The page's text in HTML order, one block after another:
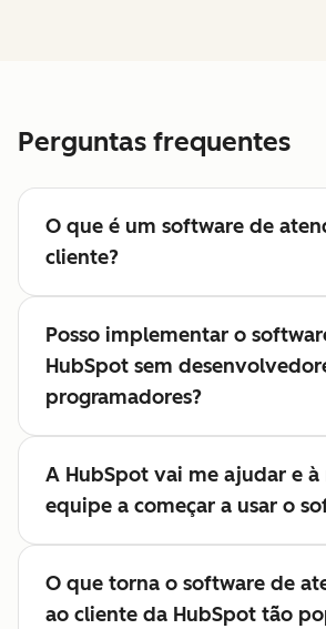
Perguntas frequentes
O que é um software de
cliente?
Posso implementar o
HubSpot sem
programadores?
A HubSpot vai me ajudar e à
equipe a começar a usar o
O que torna o software de
ao cliente da HubSpot tão